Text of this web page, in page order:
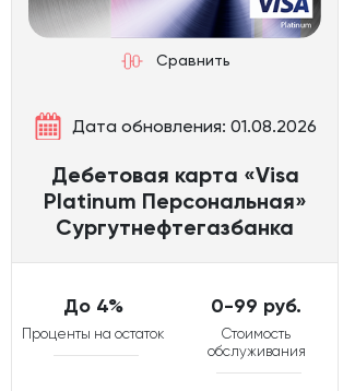
Сравнить
Дата обновления: 01.08.2026
Дебетовая карта «Visa
Platinum Персональная»
Сургутнефтегазбанка
До 4%
Проценты на остаток
0-99 руб.
Стоимость
обслуживания